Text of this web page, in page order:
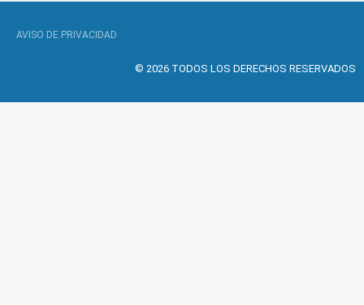
AVISO DE PRIVACIDAD
© 2026 TODOS LOS DERECHOS RESERVADOS